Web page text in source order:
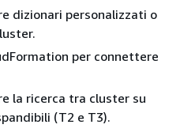
dizionari personalizzati o
per connettere
la ricerca tra cluster su
(T2 e T3).